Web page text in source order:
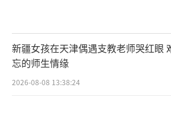
新疆女孩在天津偶遇支教老师哭红眼
忘的师生情缘
2026-08-08 13:38:24